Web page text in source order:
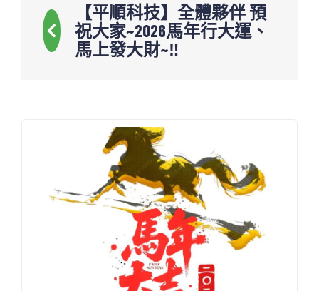
【平順科技】全體夥伴 預
祝大家~2026馬年行大運、
馬上發大財~‼️